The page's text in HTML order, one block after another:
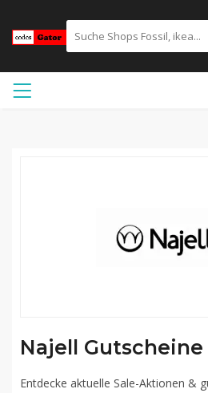
Najell Gutscheine
Entdecke aktuelle Sale-Aktionen &